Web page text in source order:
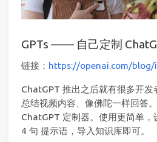
GPTs —— 自己定制
链接： https://openai.com/
ChatGPT 推出之后就有很多开发
总结视频内容、像佛陀一样回答
ChatGPT 定制器。使用更简单，
4 句 提示语，导入知识库即可。